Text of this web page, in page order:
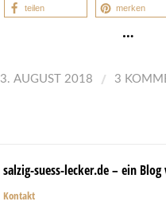
teilen merken
…
3. AUGUST 2018 / 3
salzig-suess-lecker.de – ein
Kontakt